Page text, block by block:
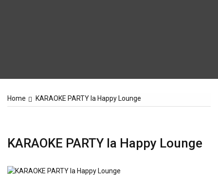
Home KARAOKE PARTY la Happy Lounge
KARAOKE PARTY la Happy Lounge